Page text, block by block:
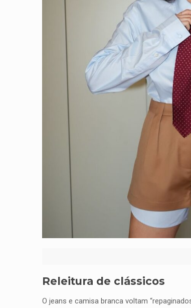
Releitura de clássicos
O jeans e camisa branca voltam